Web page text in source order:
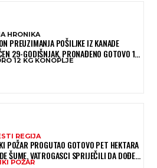
HRONIKA
PREUZIMANJA POŠILJKE IZ KANADE
29-GODIŠNJAK, PRONAĐENO GOTOVO 12
KONOPLJE
12 KG KONOPLJE
REGIJA
POŽAR PROGUTAO GOTOVO PET HEKTARA
ŠUME, VATROGASCI SPRIJEČILI DA DOĐE
POŽAR